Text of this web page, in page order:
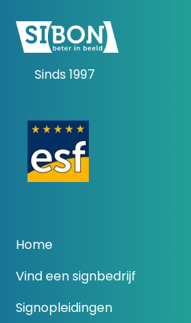
Sinds 1997
Home
Vind een signbedrijf
Signopleidingen